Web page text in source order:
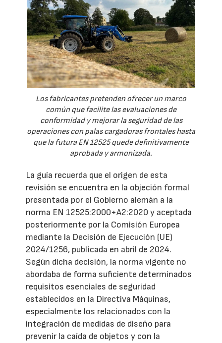
Los fabricantes pretenden ofrecer un marco
común que facilite las evaluaciones de
conformidad y mejorar la seguridad de las
operaciones con palas cargadoras frontales hasta
que la futura EN 12525 quede definitivamente
aprobada y armonizada.
La guía recuerda que el origen de esta
revisión se encuentra en la objeción formal
presentada por el Gobierno alemán a la
norma EN 12525:2000+A2:2020 y aceptada
posteriormente por la Comisión Europea
mediante la Decisión de Ejecución (UE)
2024/1256, publicada en abril de 2024.
Según dicha decisión, la norma vigente no
abordaba de forma suficiente determinados
requisitos esenciales de seguridad
establecidos en la Directiva Máquinas,
especialmente los relacionados con la
integración de medidas de diseño para
prevenir la caída de objetos y con la